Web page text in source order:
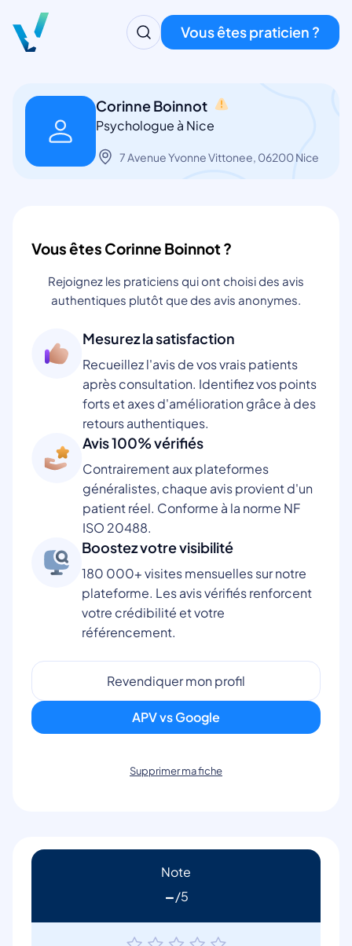
Vous êtes praticien ?
Corinne Boinnot
Psychologue à Nice
7 Avenue Yvonne Vittonee, 06200 Nice
Vous êtes Corinne Boinnot ?
Rejoignez les praticiens qui ont choisi des avis
authentiques plutôt que des avis anonymes.
Mesurez la satisfaction
Recueillez l'avis de vos vrais patients
après consultation. Identifiez vos points
forts et axes d'amélioration grâce à des
retours authentiques.
Avis 100% vérifiés
Contrairement aux plateformes
généralistes, chaque avis provient d'un
patient réel. Conforme à la norme NF
ISO 20488.
Boostez votre visibilité
180 000+ visites mensuelles sur notre
plateforme. Les avis vérifiés renforcent
votre crédibilité et votre
référencement.
Revendiquer mon profil
APV vs Google
Supprimer ma fiche
Note
-